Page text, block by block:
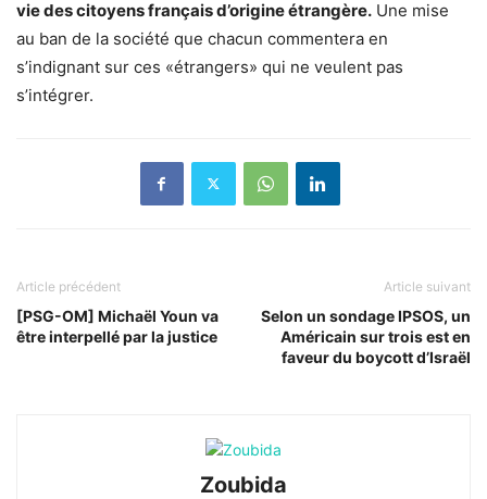
vie des citoyens français d’origine étrangère. Une mise
au ban de la société que chacun commentera en
s’indignant sur ces «étrangers» qui ne veulent pas
s’intégrer.
Article précédent
[PSG-OM] Michaël Youn va
être interpellé par la justice
Article suivant
Selon un sondage IPSOS, un
Américain sur trois est en
faveur du boycott d’Israël
Zoubida